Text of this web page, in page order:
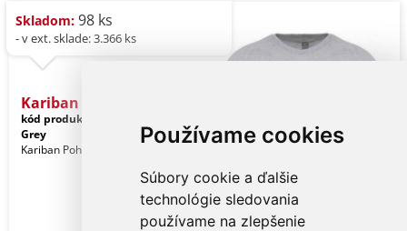
Používame cookies
Súbory cookie a ďalšie
technológie sledovania
používame na zlepšenie
Skladom: 98 ks
- v ext. sklade: 3.366 ks
Kariban Bio150ic Men's Ro
kód produktu:
Grey
Kariban Pohlavie: Muži